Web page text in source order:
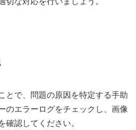
とで、問題の原因を特定する手助
のエラーログをチェックし、画像
確認してください。